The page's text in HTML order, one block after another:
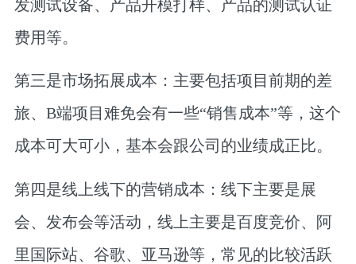
发测试设备、产品开模打样、产品的测试认证
费用等。
第三是市场拓展成本： 主要包括项目前期的差
旅、B端项目难免会有一些“销售成本”等，这个
成本可大可小，基本会跟公司的业绩成正比。
第四是线上线下的营销成本： 线下主要是展
会、发布会等活动，线上主要是百度竞价、阿
里国际站、谷歌、亚马逊等，常见的比较活跃